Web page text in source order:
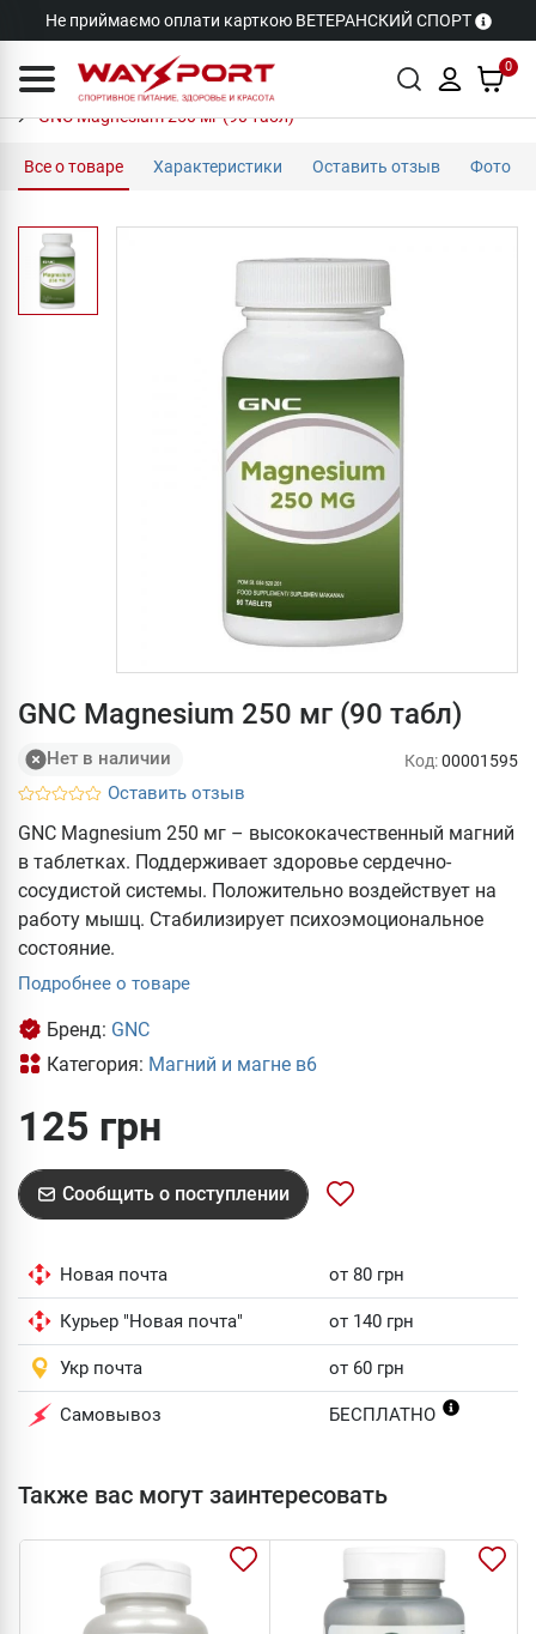
Не приймаємо оплати карткою ВЕТЕРАНСКИЙ СПОРТ
0
GNC Magnesium 250 мг (90 табл)
Все о товаре Характеристики Оставить отзыв Фото
GNC Magnesium 250 мг (90 табл)
Нет в наличии
Оставить отзыв
Код:00001595
GNC Magnesium 250 мг – высококачественный магний
в таблетках. Поддерживает здоровье сердечно-
сосудистой системы. Положительно воздействует на
работу мышц. Стабилизирует психоэмоциональное
состояние.
Подробнее о товаре
Бренд: GNC
Категория: Магний и магне в6
125 грн
Сообщить о поступлении
Новая почта от 80 грн
Курьер "Новая почта" от 140 грн
Укр почта от 60 грн
Самовывоз БЕСПЛАТНО
Также вас могут заинтересовать